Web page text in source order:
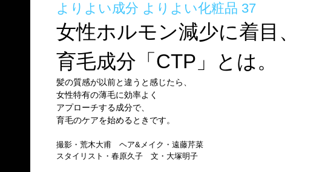
よりよい成分 よりよい化粧品 37
女性ホルモン減少に着目、
育毛成分「CTP」とは。
髪の質感が以前と違うと感じたら、
女性特有の薄毛に効率よく
アプローチする成分で、
育毛のケアを始めるときです。
撮影・荒木大甫 ヘア&メイク・遠藤芹菜
スタイリスト・春原久子 文・大塚明子